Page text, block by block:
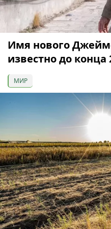
Имя нового
известно до конца
МИР